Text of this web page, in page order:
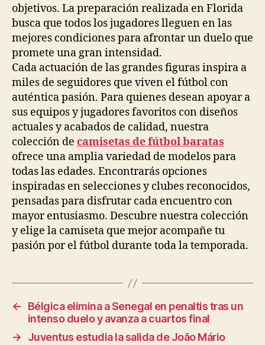
objetivos. La preparación realizada en Florida
busca que todos los jugadores lleguen en las
mejores condiciones para afrontar un duelo que
promete una gran intensidad.
Cada actuación de las grandes figuras inspira a
miles de seguidores que viven el fútbol con
auténtica pasión. Para quienes desean apoyar a
sus equipos y jugadores favoritos con diseños
actuales y acabados de calidad, nuestra
colección de camisetas de fútbol baratas
ofrece una amplia variedad de modelos para
todas las edades. Encontrarás opciones
inspiradas en selecciones y clubes reconocidos,
pensadas para disfrutar cada encuentro con
mayor entusiasmo. Descubre nuestra colección
y elige la camiseta que mejor acompañe tu
pasión por el fútbol durante toda la temporada.
←
Bélgica elimina a Senegal en penaltis tras un
intenso duelo y avanza a cuartos final
→
Juventus estudia la salida de João Mário